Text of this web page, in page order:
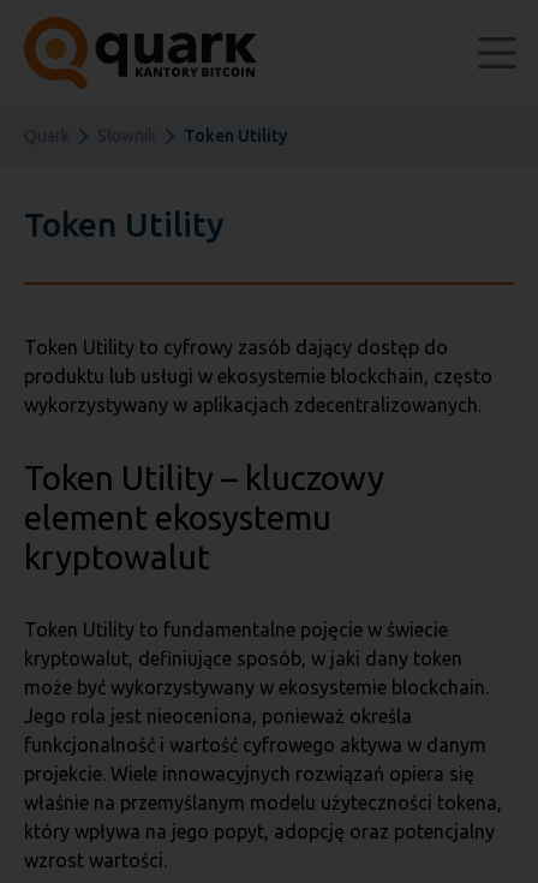
Token Utility
Token Utility
Token Utility to cyfrowy zasób dający dostęp do
produktu lub usługi w ekosystemie blockchain, często
wykorzystywany w aplikacjach zdecentralizowanych.
Token Utility – kluczowy
element ekosystemu
kryptowalut
Token Utility to fundamentalne pojęcie w świecie
kryptowalut, definiujące sposób, w jaki dany token
może być wykorzystywany w ekosystemie blockchain.
Jego rola jest nieoceniona, ponieważ określa
funkcjonalność i wartość cyfrowego aktywa w danym
projekcie. Wiele innowacyjnych rozwiązań opiera się
właśnie na przemyślanym modelu użyteczności tokena,
który wpływa na jego popyt, adopcję oraz potencjalny
wzrost wartości.